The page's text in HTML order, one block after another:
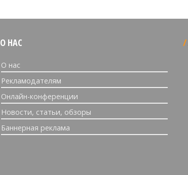
О НАС
О нас
Рекламодателям
Онлайн-конференции
Новости, статьи, обзоры
Баннерная реклама